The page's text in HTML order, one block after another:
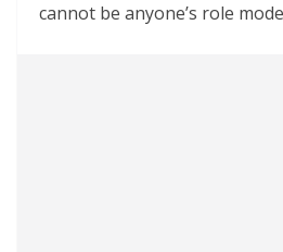
cannot be anyone’s role